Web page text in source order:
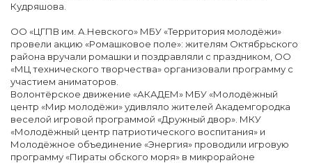
Кудряшова.
ОО «ЦГПВ им. А.Невского» МБУ «Территория молодёжи»
провели акцию «Ромашковое поле»: жителям Октябрьского
района вручали ромашки и поздравляли с праздником, ОО
«МЦ технического творчества» организовали программу с
участием аниматоров.
Волонтёрское движение «АКАДЕМ» МБУ «Молодёжный
центр «Мир молодёжи» удивляло жителей Академгородка
веселой игровой программой «Дружный двор». МКУ
«Молодёжный центр патриотического воспитания» и
Молодёжное объединение «Энергия» проводили игровую
программу «Пираты обского моря» в микрорайоне